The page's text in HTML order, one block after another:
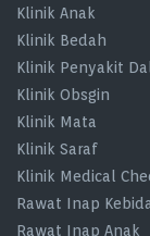
Klinik Anak
Klinik Bedah
Klinik Penyakit
Klinik Obsgin
Klinik Mata
Klinik Saraf
Klinik Medical
Rawat Inap
Rawat Inap Anak